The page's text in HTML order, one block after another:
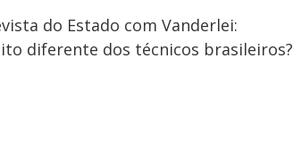
do Estado com Vanderlei:
diferente dos técnicos brasileiros?